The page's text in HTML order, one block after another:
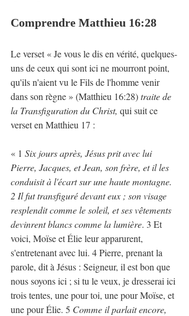
Comprendre Matthieu 16:28
Le verset « Je vous le dis en vérité, quelques-
uns de ceux qui sont ici ne mourront point,
qu'ils n'aient vu le Fils de l'homme venir
dans son règne » (Matthieu 16:28) traite de
la Transfiguration du Christ, qui suit ce
verset en Matthieu 17 :
« 1 Six jours après, Jésus prit avec lui
Pierre, Jacques, et Jean, son frère, et il les
conduisit à l'écart sur une haute montagne.
2 Il fut transfiguré devant eux ; son visage
resplendit comme le soleil, et ses vêtements
devinrent blancs comme la lumière. 3 Et
voici, Moïse et Élie leur apparurent,
s'entretenant avec lui. 4 Pierre, prenant la
parole, dit à Jésus : Seigneur, il est bon que
nous soyons ici ; si tu le veux, je dresserai ici
trois tentes, une pour toi, une pour Moïse, et
une pour Élie. 5 Comme il parlait encore,